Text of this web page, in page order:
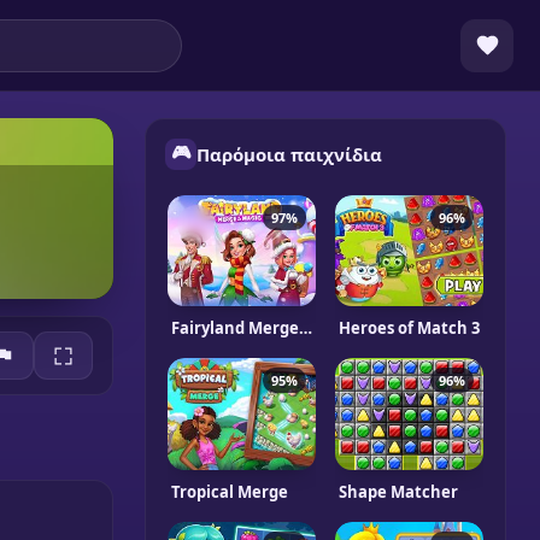
🎮 Παρόμοια παιχνίδια
97%
Fairyland Merge & Magic
96%
Heroes of Match 3
95%
Tropical Merge
96%
Shape Matcher